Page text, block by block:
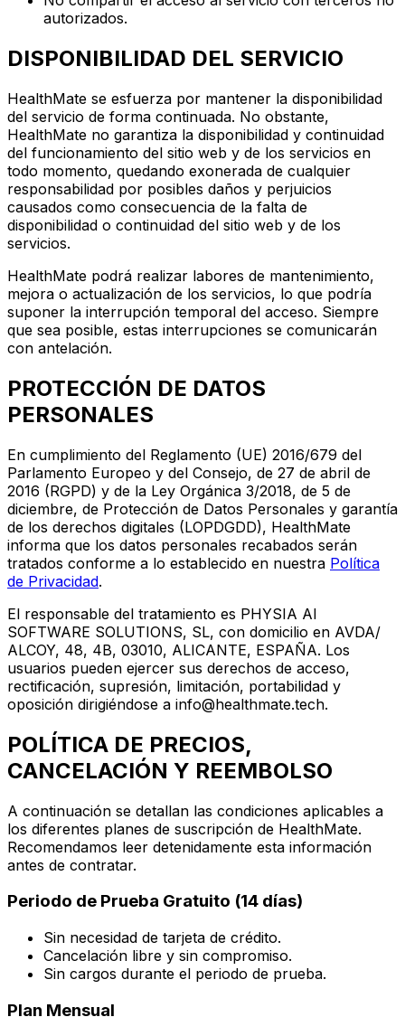
autorizados.
DISPONIBILIDAD DEL SERVICIO
HealthMate se esfuerza por mantener la disponibilidad
del servicio de forma continuada. No obstante,
HealthMate no garantiza la disponibilidad y continuidad
del funcionamiento del sitio web y de los servicios en
todo momento, quedando exonerada de cualquier
responsabilidad por posibles daños y perjuicios
causados como consecuencia de la falta de
disponibilidad o continuidad del sitio web y de los
servicios.
HealthMate podrá realizar labores de mantenimiento,
mejora o actualización de los servicios, lo que podría
suponer la interrupción temporal del acceso. Siempre
que sea posible, estas interrupciones se comunicarán
con antelación.
PROTECCIÓN DE DATOS
PERSONALES
En cumplimiento del Reglamento (UE) 2016/679 del
Parlamento Europeo y del Consejo, de 27 de abril de
2016 (RGPD) y de la Ley Orgánica 3/2018, de 5 de
diciembre, de Protección de Datos Personales y garantía
de los derechos digitales (LOPDGDD), HealthMate
informa que los datos personales recabados serán
tratados conforme a lo establecido en nuestra Política
de Privacidad.
El responsable del tratamiento es PHYSIA AI
SOFTWARE SOLUTIONS, SL, con domicilio en AVDA/
ALCOY, 48, 4B, 03010, ALICANTE, ESPAÑA. Los
usuarios pueden ejercer sus derechos de acceso,
rectificación, supresión, limitación, portabilidad y
oposición dirigiéndose a info@healthmate.tech.
POLÍTICA DE PRECIOS,
CANCELACIÓN Y REEMBOLSO
A continuación se detallan las condiciones aplicables a
los diferentes planes de suscripción de HealthMate.
Recomendamos leer detenidamente esta información
antes de contratar.
Periodo de Prueba Gratuito (14 días)
Sin necesidad de tarjeta de crédito.
Cancelación libre y sin compromiso.
Sin cargos durante el periodo de prueba.
Plan Mensual